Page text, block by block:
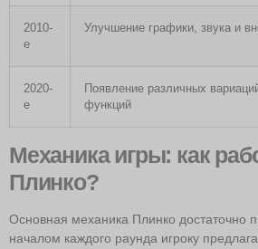
2010-
е
Улучшение графики, звука и
2020-
е
Появление различных
функций
Механика игры: как
Плинко?
Основная механика Плинко достаточно
началом каждого раунда игроку